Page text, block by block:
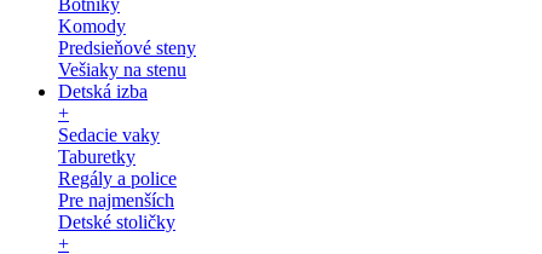
Botníky
Komody
Predsieňové steny
Vešiaky na stenu
Detská izba
+
Sedacie vaky
Taburetky
Regály a police
Pre najmenších
Detské stoličky
+